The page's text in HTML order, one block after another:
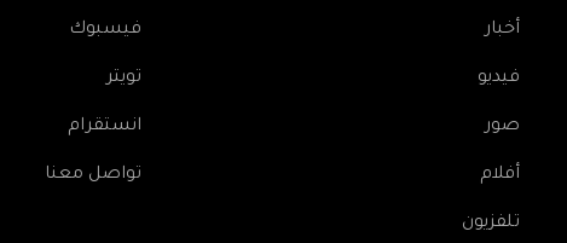
أخبار
فيديو
صور
أفلام
تلفزيون
فيسبوك
تويتر
انستقرام
تواصل معنا